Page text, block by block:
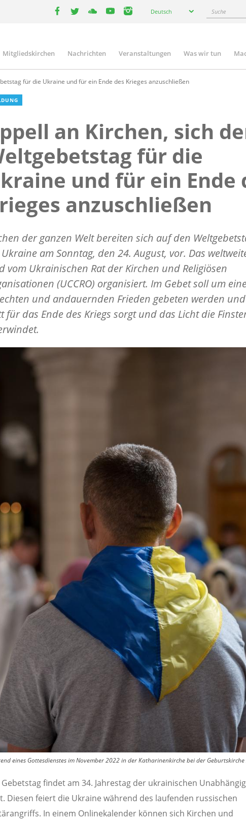
Deutsch Suche
Mitgliedskirchen Nachrichten Veranstaltungen Was wir tun
für die Ukraine und für ein Ende des Krieges anzuschließen
an Kirchen, sich
für die
und für ein Ende
anzuschließen
der ganzen Welt bereiten sich auf den
am Sonntag, den 24. August, vor. Das
vom Ukrainischen Rat der Kirchen und Religiösen
(UCCRO) organisiert. Im Gebet soll um
und andauernden Frieden gebeten werden
für das Ende des Kriegs sorgt und das Licht die
eines Gottesdienstes im November 2022 in der Katharinenkirche bei der
findet am 34. Jahrestag der ukrainischen
Diesen feiert die Ukraine während des laufenden russischen
In einem Onlinekalender können sich Kirchen und